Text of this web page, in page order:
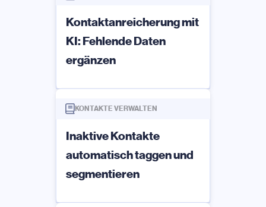
Kontaktanreicherung mit
KI: Fehlende Daten
ergänzen
KONTAKTE VERWALTEN
Inaktive Kontakte
automatisch taggen und
segmentieren